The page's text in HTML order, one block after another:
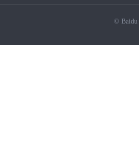
© Baidu